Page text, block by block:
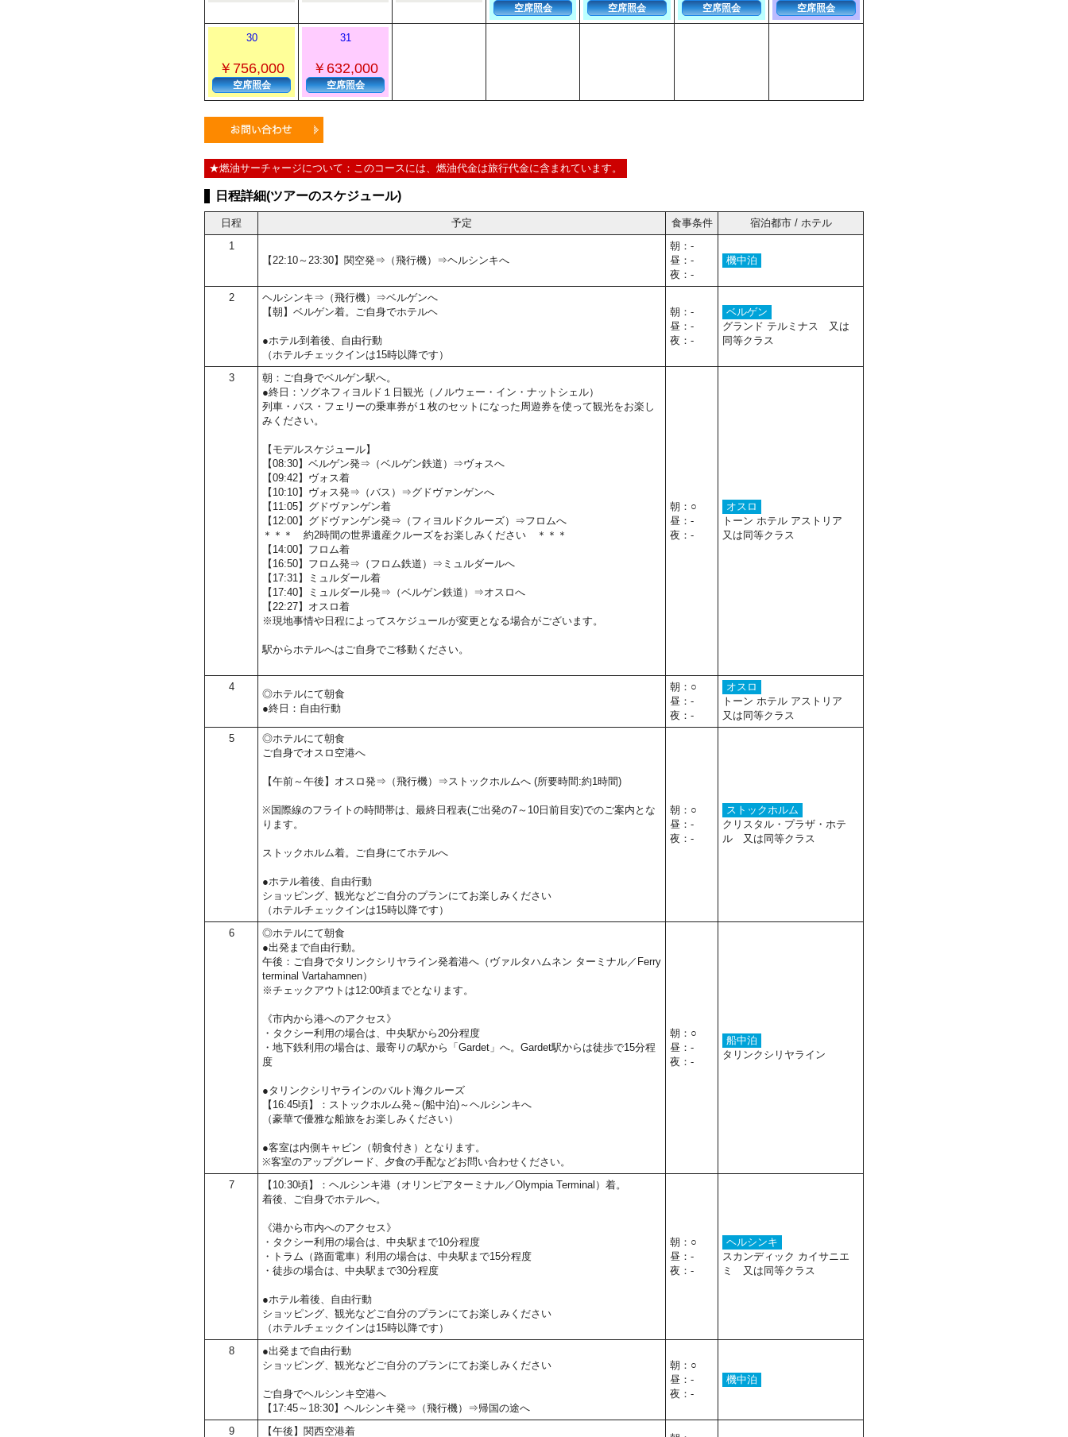
空席照会 空席照会 空席照会 空席照会
30
￥756,000
空席照会
31
￥632,000
空席照会
★燃油サーチャージについて：このコースには、燃油代金は旅行代金に含まれています。
日程詳細(ツアーのスケジュール)
日程 予定 食事条件
宿泊都市 / ホテル
1
【22:10～23:30】関空発⇒（飛行機）⇒ヘルシンキへ
朝：-
昼：-
夜：-
機中泊
2
ヘルシンキ⇒（飛行機）⇒ベルゲンへ
【朝】ベルゲン着。ご自身でホテルヘ
●ホテル到着後、自由行動
（ホテルチェックインは15時以降です）
朝：-
昼：-
夜：-
ベルゲン
グランド テルミナス 又は
同等クラス
3
朝：ご自身でベルゲン駅へ。
●終日：ソグネフィヨルド１日観光（ノルウェー・イン・ナットシェル）
列車・バス・フェリーの乗車券が１枚のセットになった周遊券を使って観光をお楽し
みください。
【モデルスケジュール】
【08:30】ベルゲン発⇒（ベルゲン鉄道）⇒ヴォスへ
【09:42】ヴォス着
【10:10】ヴォス発⇒（バス）⇒グドヴァンゲンへ
【11:05】グドヴァンゲン着
【12:00】グドヴァンゲン発⇒（フィヨルドクルーズ）⇒フロムへ
＊＊＊ 約2時間の世界遺産クルーズをお楽しみください ＊＊＊
【14:00】フロム着
【16:50】フロム発⇒（フロム鉄道）⇒ミュルダールへ
【17:31】ミュルダール着
【17:40】ミュルダール発⇒（ベルゲン鉄道）⇒オスロへ
【22:27】オスロ着
※現地事情や日程によってスケジュールが変更となる場合がございます。
駅からホテルへはご自身でご移動ください。
朝：○
昼：-
夜：-
オスロ
トーン ホテル アストリア
又は同等クラス
4
◎ホテルにて朝食
●終日：自由行動
朝：○
昼：-
夜：-
オスロ
トーン ホテル アストリア
又は同等クラス
5
◎ホテルにて朝食
ご自身でオスロ空港へ
【午前～午後】オスロ発⇒（飛行機）⇒ストックホルムへ (所要時間:約1時間)
※国際線のフライトの時間帯は、最終日程表(ご出発の7～10日前目安)でのご案内とな
ります。
ストックホルム着。ご自身にてホテルへ
●ホテル着後、自由行動
ショッピング、観光などご自分のプランにてお楽しみください
（ホテルチェックインは15時以降です）
朝：○
昼：-
夜：-
ストックホルム
クリスタル・プラザ・ホテ
ル 又は同等クラス
6
◎ホテルにて朝食
●出発まで自由行動。
午後：ご自身でタリンクシリヤライン発着港へ（ヴァルタハムネン ターミナル／Ferry
terminal Vartahamnen）
※チェックアウトは12:00頃までとなります。
《市内から港へのアクセス》
・タクシー利用の場合は、中央駅から20分程度
・地下鉄利用の場合は、最寄りの駅から「Gardet」へ。Gardet駅からは徒歩で15分程
度
●タリンクシリヤラインのバルト海クルーズ
【16:45頃】：ストックホルム発～(船中泊)～ヘルシンキへ
（豪華で優雅な船旅をお楽しみください）
●客室は内側キャビン（朝食付き）となります。
※客室のアップグレード、夕食の手配などお問い合わせください。
朝：○
昼：-
夜：-
船中泊
タリンクシリヤライン
7
【10:30頃】：ヘルシンキ港（オリンピアターミナル／Olympia Terminal）着。
着後、ご自身でホテルへ。
《港から市内へのアクセス》
・タクシー利用の場合は、中央駅まで10分程度
・トラム（路面電車）利用の場合は、中央駅まで15分程度
・徒歩の場合は、中央駅まで30分程度
●ホテル着後、自由行動
ショッピング、観光などご自分のプランにてお楽しみください
（ホテルチェックインは15時以降です）
朝：○
昼：-
夜：-
ヘルシンキ
スカンディック カイサニエ
ミ 又は同等クラス
8
●出発まで自由行動
ショッピング、観光などご自分のプランにてお楽しみください
ご自身でヘルシンキ空港へ
【17:45～18:30】ヘルシンキ発⇒（飛行機）⇒帰国の途へ
朝：○
昼：-
夜：-
機中泊
9 【午後】関西空港着